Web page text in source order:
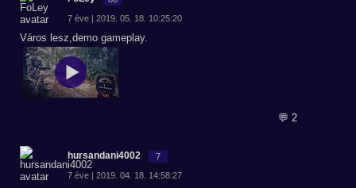
7 éve | 2019. 05. 18. 10:25:20
Város lesz,demo gameplay.
💬 2
hursandani4002 7
7 éve | 2019. 04. 18. 14:58:27